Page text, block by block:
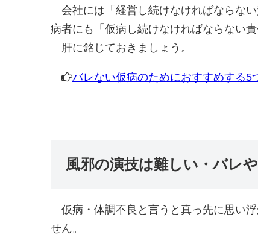
会社には「経営し続けなければならな
病者にも「仮病し続けなければならない
肝に銘じておきましょう。
バレない仮病のためにおすすめする5
風邪の演技は難しい・バレ
仮病・体調不良と言うと真っ先に思い
せん。